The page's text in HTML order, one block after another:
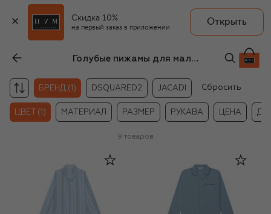
Скидка 10%
на первый заказ в приложении
Открыть
Голубые пижамы для мальчиков Derek Rose
БРЕНД (1) DSQUARED2 JACADI Сбросить
ЦВЕТ (1) МАТЕРИАЛ РАЗМЕР РУКАВА ЦЕНА
9 товаров